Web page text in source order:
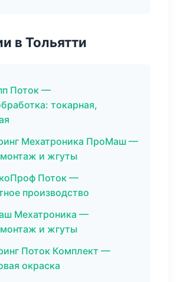
в Тольятти
Поток —
токарная,
Мехатроника ПроМаш —
и жгуты
Поток —
производство
Мехатроника —
и жгуты
Поток Комплект —
окраска